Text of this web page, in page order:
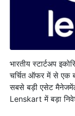
भारतीय स्टार्टअप
चर्चित ऑफर में से एक
सबसे बड़ी एसेट
Lenskart में बड़ा